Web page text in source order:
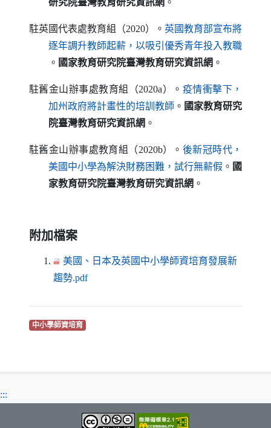
駐英國代表處教育組（2020）。 英國教育部宣布將
逐年調升教師起薪，以吸引優秀青年投入教職
（另開新視窗）
。 國家教育研究院臺灣教育研究資訊網 。
駐舊金山辦事處教育組（2020a）。 疫情衝擊下，
加州政府將計畫性的培訓教師（另開新視窗）
。 國家教育研究
院臺灣教育研究資訊網 。
駐舊金山辦事處教育組（2020b）。 後新冠時代，
美國中小學為解決財務困難，試行無薪假（另開新視窗）
。 國
家教育研究院臺灣教育研究資訊網 。
附加檔案
美國、日本及英國中小學師資培育發展新
趨勢.pdf（另開新視窗）
中小學師資培育（另開新視窗）
:::